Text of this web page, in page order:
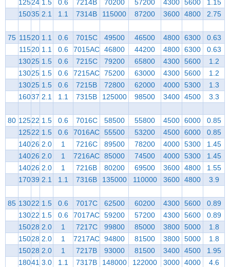
12524 1.5 0.6 7214B 70200 57200 4300 5600
1.15
15035 2.1 1.1 7314B 115000 87200 3600 4800 2.75
75 11520 1.1 0.6 7015C 49500 46500 4800 6300
0.63
11520 1.1 0.6 7015AC 46800 44200 4800 6300
0.63
13025 1.5 0.6 7215C 79200 65800 4300 5600
1.2
13025 1.5 0.6 7215AC 75200 63000 4300 5600
1.2
13025 1.5 0.6 7215B 72800 62000 4000 5300
1.3
16037 2.1 1.1 7315B 125000 98500 3400 4500 3.3
80 12522 1.5 0.6 7016C 58500 55800 4500 6000
0.85
12522 1.5 0.6 7016AC 55500 53200 4500 6000
0.85
14026 2.0 1 7216C 89500 78200 4000 5300
1.45
14026 2.0 1 7216AC 85000 74500 4000 5300
1.45
14026 2.0 1 7216B 80200 69500 3600 4800
1.55
17039 2.1 1.1 7316B 135000 110000 3600 4800 3.9
85 13022 1.5 0.6 7017C 62500 60200 4300 5600
0.89
13022 1.5 0.6 7017AC 59200 57200 4300 5600
0.89
15028 2.0 1 7217C 99800 85000 3800 5000
1.8
15028 2.0 1 7217AC 94800 81500 3800 5000
1.8
15028 2.0 1 7217B 93000 81500 3400 4500
1.95
18041 3.0 1.1 7317B 148000 122000 3000 4000 4.6